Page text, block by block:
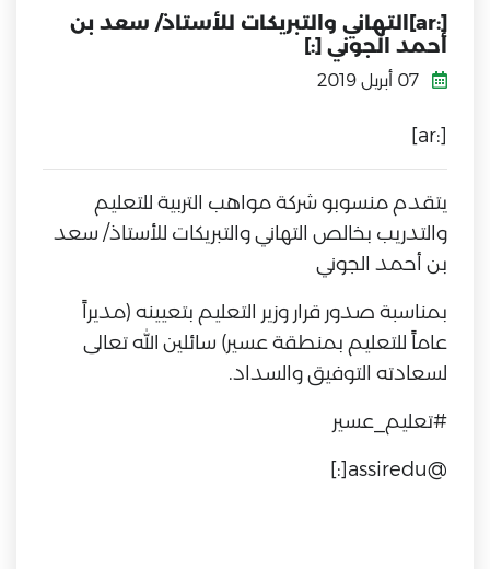
[:ar]التهاني والتبريكات للأستاذ/ سعد بن
أحمد الجوني [:]
[:ar]
يتقدم منسوبو شركة مواهب التربية للتعليم
والتدريب بخالص التهاني والتبريكات للأستاذ/ سعد
بن أحمد الجوني
بمناسبة صدور قرار وزير التعليم بتعيينه (مديراً
عاماً للتعليم بمنطقة عسير) سائلين الله تعالى
لسعادته التوفيق والسداد.
#تعليم_عسير
@assiredu[:]